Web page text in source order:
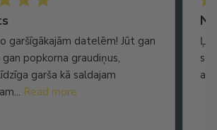
garšīgākajām datelēm! Jūt gan
popkorna graudiņus,
garša kā saldajam
Read more
arī